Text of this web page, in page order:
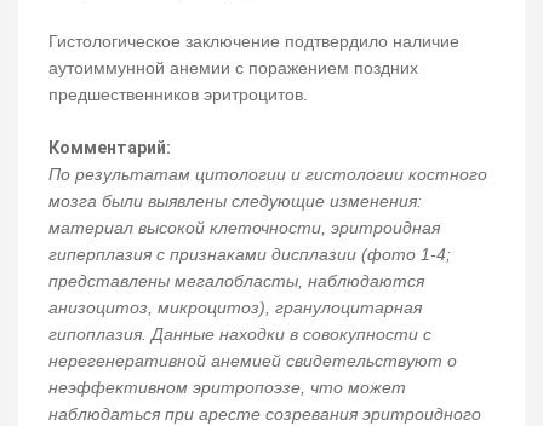
Гистологическое заключение подтвердило наличие
аутоиммунной анемии с поражением поздних
предшественников эритроцитов.
Комментарий:
По результатам цитологии и гистологии костного
мозга были выявлены следующие изменения:
материал высокой клеточности, эритроидная
гиперплазия с признаками дисплазии (фото 1-4;
представлены мегалобласты, наблюдаются
анизоцитоз, микроцитоз), гранулоцитарная
гипоплазия. Данные находки в совокупности с
нерегенеративной анемией свидетельствуют о
неэффективном эритропоэзе, что может
наблюдаться при аресте созревания эритроидного